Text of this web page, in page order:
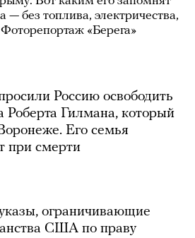
— без топлива, электричества,
«Берега»
Россию освободить
Роберта Гилмана, который
Его семья
при смерти
ограничивающие
США по праву